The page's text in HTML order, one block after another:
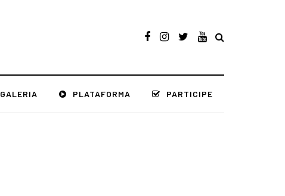
GALERIA PLATAFORMA PARTICIPE